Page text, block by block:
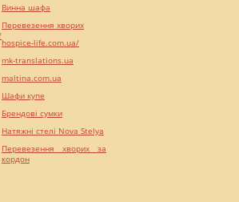
Винна шафа
Перевезення хворих
hospice-life.com.ua/
mk-translations.ua
maltina.com.ua
Шафи купе
Брендові сумки
Натяжні стелі Nova Stelya
Перевезення хворих за
кордон